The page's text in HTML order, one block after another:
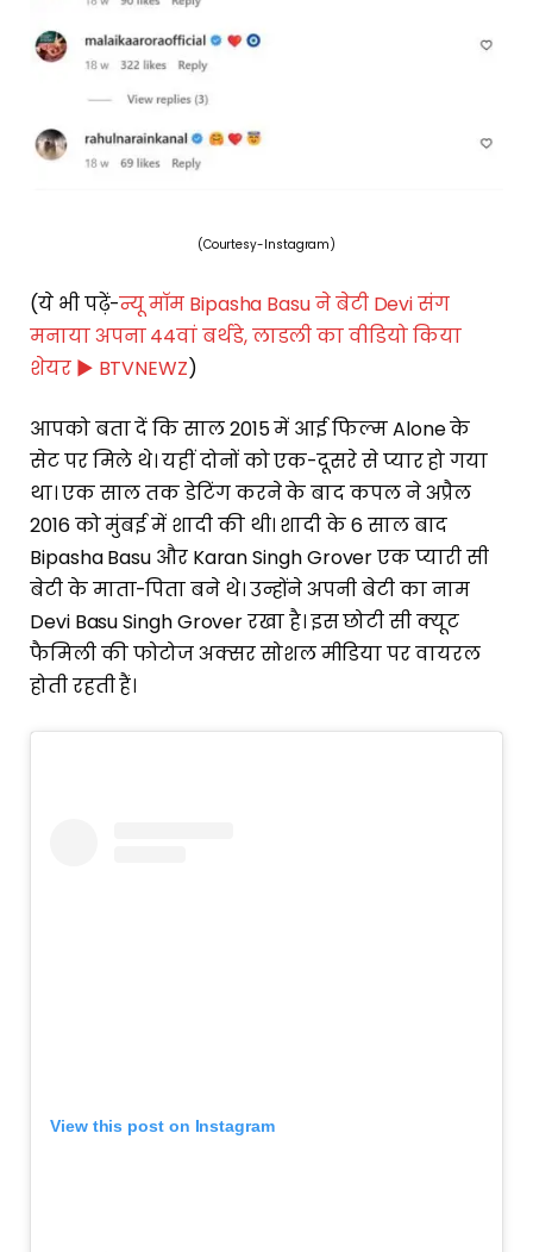
(Courtesy-Instagram)
(ये भी पढ़ें-न्यू मॉम Bipasha Basu ने बेटी Devi संग
मनाया अपना 44वां बर्थडे, लाडली का वीडियो किया
शेयर ► BTVNEWZ)
आपको बता दें कि साल 2015 में आई फिल्म Alone के
सेट पर मिले थे। यहीं दोनों को एक-दूसरे से प्यार हो गया
था। एक साल तक डेटिंग करने के बाद कपल ने अप्रैल
2016 को मुंबई में शादी की थी। शादी के 6 साल बाद
Bipasha Basu और Karan Singh Grover एक प्यारी सी
बेटी के माता-पिता बने थे। उन्होंने अपनी बेटी का नाम
Devi Basu Singh Grover रखा है। इस छोटी सी क्यूट
फैमिली की फोटोज अक्सर सोशल मीडिया पर वायरल
होती रहती हैं।
View this post on Instagram